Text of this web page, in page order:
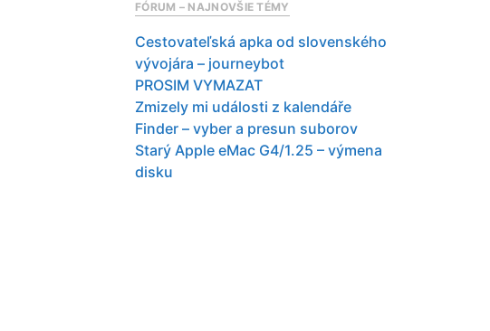
FÓRUM – NAJNOVŠIE TÉMY
Cestovateľská apka od slovenského
vývojára – journeybot
PROSIM VYMAZAT
Zmizely mi události z kalendáře
Finder – vyber a presun suborov
Starý Apple eMac G4/1.25 – výmena
disku